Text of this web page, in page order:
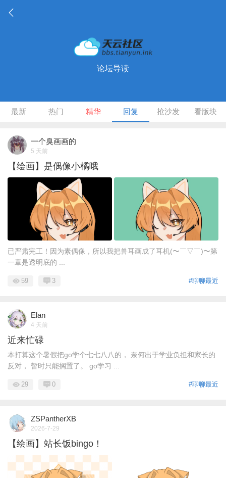
论坛导读
最新 热门 精华 回复 抢沙发 看版块
一个臭画画的
5 天前
【绘画】是偶像小橘哦
已严肃完工！因为素偶像，所以我把兽耳画成了耳机(〜￣▽￣)〜第
一章是透明底的 ...
#聊聊最近
59 3
Elan
4 天前
近来忙碌
本打算这个暑假把go学个七七八八的， 奈何出于学业负担和家长的
反对， 暂时只能搁置了。 go学习 ...
#聊聊最近
29 0
ZSPantherXB
2026-7-29
【绘画】站长饭bingo！